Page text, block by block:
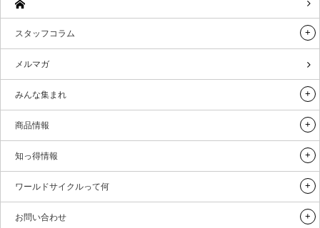
スタッフコラム
メルマガ
みんな集まれ
商品情報
知っ得情報
ワールドサイクルって何
お問い合わせ